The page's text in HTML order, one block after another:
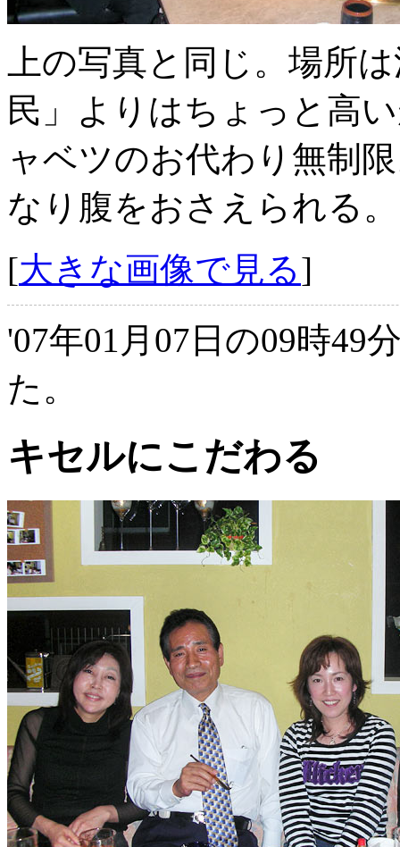
上の写真と同じ。場所
民」よりはちょっと高
ャベツのお代わり無制
なり腹をおさえられる。
[大きな画像で見る]
'07年01月07日の09時49
た。
キセルにこだわる